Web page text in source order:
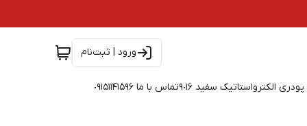
ورود | ثبت‌نام
الکترواستاتیک سفید ٩٠١۶
تماس با ما ٠٩١۵١١۴١۵٩۶